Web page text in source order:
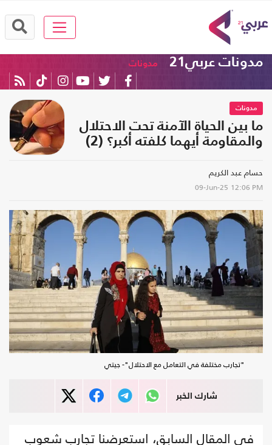
مدونات عربي21 مدونات
مدونات
ما بين الحياة الآمنة تحت الاحتلال
والمقاومة أيهما كلفته أكبر؟ (2)
حسام عبد الكريم
09-Jun-25 12:06 PM
"تجارب مختلفة في التعامل مع الاحتلال"- جيتي
شارك الخبر
في المقال السابق، استعرضنا تجارب شعوب